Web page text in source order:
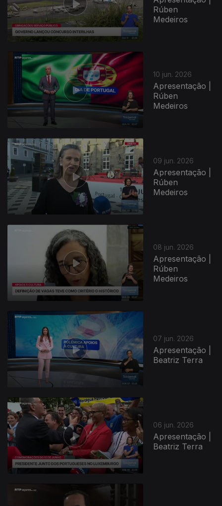
Rúben
Medeiros
10 jun. 2026
Apresentação |
Rúben
Medeiros
09 jun. 2026
Apresentação |
Rúben
Medeiros
935195
08 jun. 2026
Apresentação |
Rúben
Medeiros
07 jun. 2026
Apresentação |
Beatriz Terra
06 jun. 2026
Apresentação |
Beatriz Terra